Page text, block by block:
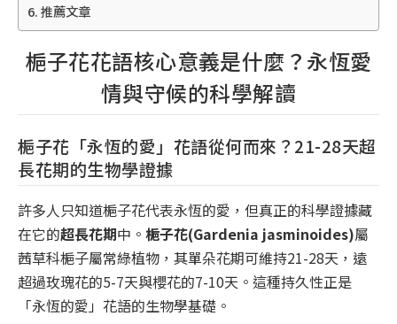
推薦文章
梔子花花語核心意義是什麼？永恆愛
情與守候的科學解讀
梔子花「永恆的愛」花語從何而來？21-28天超
長花期的生物學證據
許多人只知道梔子花代表永恆的愛，但真正的科學證據藏
在它的超長花期中。 梔子花(Gardenia jasminoides)屬
茜草科梔子屬常綠植物，其單朵花期可維持21-28天，遠
超過玫瑰花的5-7天與櫻花的7-10天。這種持久性正是
「永恆的愛」花語的生物學基礎。